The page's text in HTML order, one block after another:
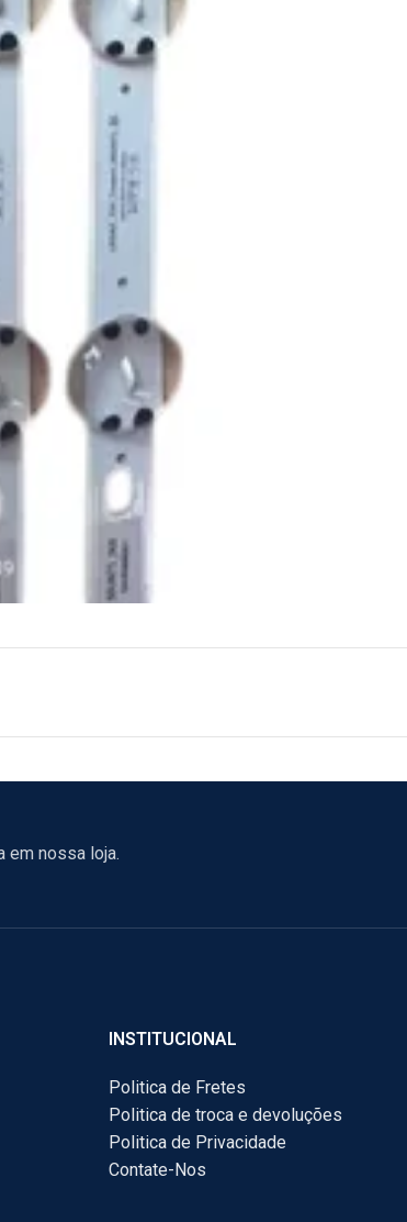
em nossa loja.
INSTITUCIONAL
Politica de Fretes
Politica de troca e devoluções
Politica de Privacidade
Contate-Nos